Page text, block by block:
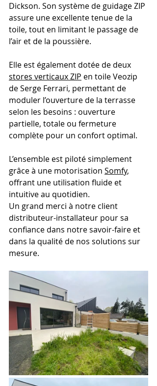
Dickson. Son système de guidage ZIP
assure une excellente tenue de la
toile, tout en limitant le passage de
l’air et de la poussière.
Elle est également dotée de deux
stores verticaux ZIP en toile Veozip
de Serge Ferrari, permettant de
moduler l’ouverture de la terrasse
selon les besoins : ouverture
partielle, totale ou fermeture
complète pour un confort optimal.
L’ensemble est piloté simplement
grâce à une motorisation Somfy,
offrant une utilisation fluide et
intuitive au quotidien.
Un grand merci à notre client
distributeur-installateur pour sa
confiance dans notre savoir-faire et
dans la qualité de nos solutions sur
mesure.